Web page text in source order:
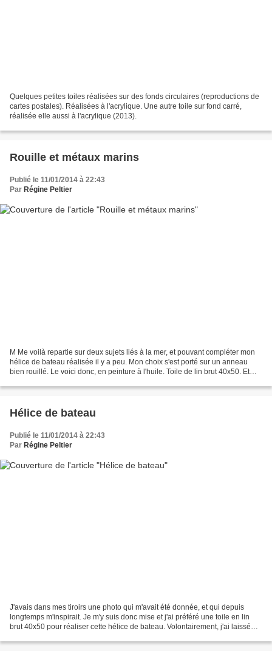
Quelques petites toiles réalisées sur des fonds circulaires (reproductions de
cartes postales). Réalisées à l'acrylique. Une autre toile sur fond carré,
réalisée elle aussi à l'acrylique (2013).
Rouille et métaux marins
Publié le 11/01/2014 à 22:43
Par Régine Peltier
M Me voilà repartie sur deux sujets liés à la mer, et pouvant compléter mon
hélice de bateau réalisée il y a peu. Mon choix s'est porté sur un anneau
bien rouillé. Le voici donc, en peinture à l'huile. Toile de lin brut 40x50. Et
Hélice de bateau
Publié le 11/01/2014 à 22:43
Par Régine Peltier
J'avais dans mes tiroirs une photo qui m'avait été donnée, et qui depuis
longtemps m'inspirait. Je m'y suis donc mise et j'ai préféré une toile en lin
brut 40x50 pour réaliser cette hélice de bateau. Volontairement, j'ai laissé